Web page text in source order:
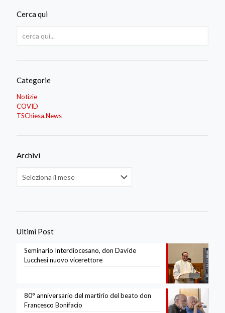
Cerca qui
Categorie
Notizie
COVID
TSChiesa.News
Archivi
Ultimi Post
Seminario Interdiocesano, don Davide
Lucchesi nuovo vicerettore
80° anniversario del martirio del beato don
Francesco Bonifacio